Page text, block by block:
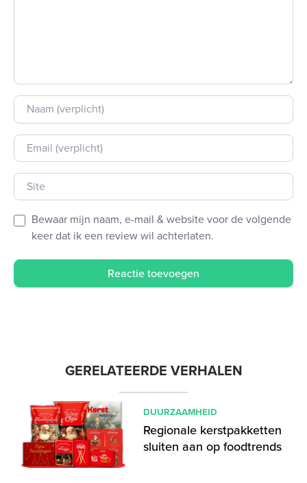
Naam
E-mail
Site
Bewaar mijn naam, e-mail & website voor de volgende
keer dat ik een review wil achterlaten.
GERELATEERDE VERHALEN
DUURZAAMHEID
Regionale kerstpakketten
sluiten aan op foodtrends